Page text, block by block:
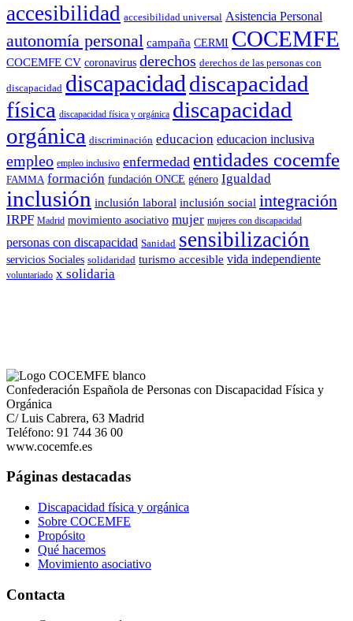
accesibilidad accesibilidad universal Asistencia Personal
autonomía personal campaña CERMI COCEMFE
COCEMFE CV coronavirus derechos derechos de las personas con
discapacidad discapacidad discapacidad
física discapacidad física y orgánica discapacidad
orgánica discriminación educacion educacion inclusiva
empleo empleo inclusivo enfermedad entidades cocemfe
FAMMA formación fundación ONCE género Igualdad
inclusión inclusión laboral inclusión social integración
IRPF Madrid movimiento asociativo mujer mujeres con discapacidad
personas con discapacidad Sanidad sensibilización
servicios Sociales solidaridad turismo accesible vida independiente
voluntariado x solidaria
Confederación Española de Personas con Discapacidad Física y
Orgánica
C/ Luis Cabrera, 63 Madrid
Teléfono: 91 744 36 00
www.cocemfe.es
Páginas destacadas
Discapacidad física y orgánica
Sobre COCEMFE
Propósito
Qué hacemos
Movimiento asociativo
Contacta